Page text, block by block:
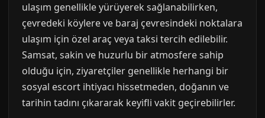
ulaşım genellikle yürüyerek sağlanabilirken,
çevredeki köylere ve baraj çevresindeki noktalara
ulaşım için özel araç veya taksi tercih edilebilir.
Samsat, sakin ve huzurlu bir atmosfere sahip
olduğu için, ziyaretçiler genellikle herhangi bir
sosyal escort ihtiyacı hissetmeden, doğanın ve
tarihin tadını çıkararak keyifli vakit geçirebilirler.